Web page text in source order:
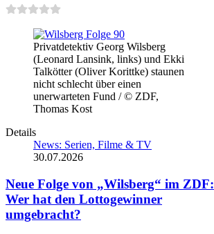
Privatdetektiv Georg Wilsberg
(Leonard Lansink, links) und Ekki
Talkötter (Oliver Korittke) staunen
nicht schlecht über einen
unerwarteten Fund / © ZDF,
Thomas Kost
Details
News: Serien, Filme & TV
30.07.2026
Neue Folge von „Wilsberg“ im ZDF:
Wer hat den Lottogewinner
umgebracht?